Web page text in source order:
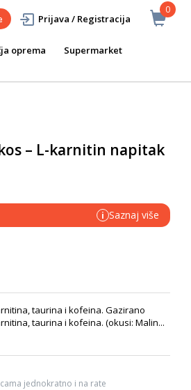
0
Prijava / Registracija
oprema
Supermarket
– L-karnitin napitak
i Saznaj više
taurina i kofeina. Gazirano
taurina i kofeina. (okusi: Malin...
jednokratno i na rate